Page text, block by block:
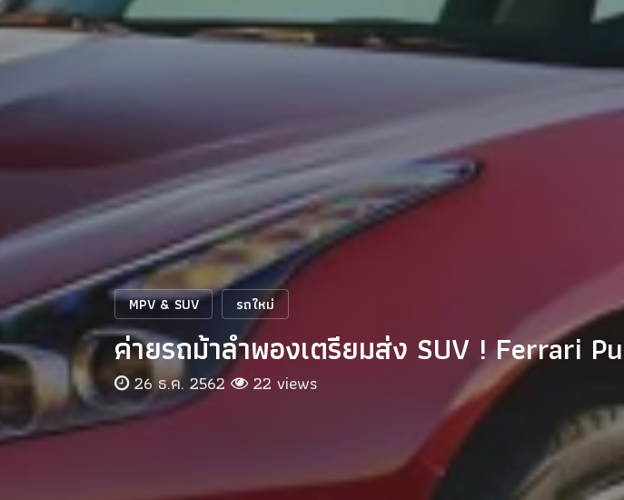
MPV & SUV รถใหม่
ค่ายรถม้าลำพองเตรียมส่ง SUV ! Ferrari
26 ธ.ค. 2562 22 views